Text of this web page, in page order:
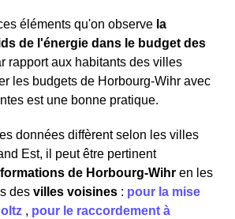
éléments qu'on observe la
de l'énergie dans le budget des
rapport aux habitants des villes
les budgets de Horbourg-Wihr avec
est une bonne pratique.
données diffèrent selon les villes
Est, il peut être pertinent
de Horbourg-Wihr en les
des villes voisines : pour la mise
, pour le raccordement à